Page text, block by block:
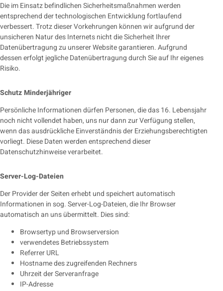
Die im Einsatz befindlichen Sicherheitsmaßnahmen werden
entsprechend der technologischen Entwicklung fortlaufend
verbessert. Trotz dieser Vorkehrungen können wir aufgrund der
unsicheren Natur des Internets nicht die Sicherheit Ihrer
Datenübertragung zu unserer Website garantieren. Aufgrund
dessen erfolgt jegliche Datenübertragung durch Sie auf Ihr eigenes
Risiko.
Schutz Minderjähriger
Persönliche Informationen dürfen Personen, die das 16. Lebensjahr
noch nicht vollendet haben, uns nur dann zur Verfügung stellen,
wenn das ausdrückliche Einverständnis der Erziehungsberechtigten
vorliegt. Diese Daten werden entsprechend dieser
Datenschutzhinweise verarbeitet.
Server-Log-Dateien
Der Provider der Seiten erhebt und speichert automatisch
Informationen in sog. Server-Log-Dateien, die Ihr Browser
automatisch an uns übermittelt. Dies sind:
Browsertyp und Browserversion
verwendetes Betriebssystem
Referrer URL
Hostname des zugreifenden Rechners
Uhrzeit der Serveranfrage
IP-Adresse